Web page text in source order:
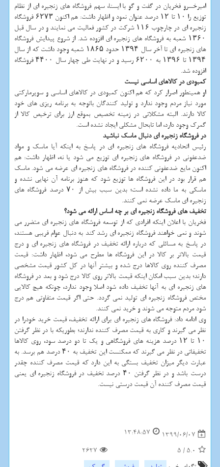
امیرخسرو فخریان در گفت و گو با ایسنا، سهم فروشگاه های زنجیره ای از نظام
توزیع را ۱۰ تا ۱۲ درصد عنوان نمود و اظهار داشت: هم اکنون ۶۲۷۳ فروشگاه
زنجیره ای در چارچوب ۱۱۶ شرکت در کشور فعالیت می نمایند و در سال قبل
۱۳۶۰ شعبه به فروشگاه های زنجیره ای افزوده شد. از شروع پیدایش فروشگاه
های زنجیره ای تا آخر سال ۱۳۹۴ حدود ۱۸۶۵ شعبه وجود داشت که از سال
۱۳۹۴ تا ۱۳۹۶ به ۶۲۰۰ رسید و در نهایت طی چهار سال ۴۴۰۰ فروشگاه
افزوده شد.
کمبودی در کالاهای اساسی نیست
او همینطور اصرار کرد که هم اکنون کمبودی در کالاهای اساسی و سوپرمارکتی
مورد نیاز مردم وجود ندارد و تولید کنندگان باتوجه به برنامه ریزی های خود
کالا دارند. البته مشکلاتی در زمینه تخصیص بموقع ارز برای ترخیص کالا از
گمرک وجود دارد، اما تابحال مشکلی ایجاد نشده است.
در فروشگاه زنجیره ای دنبال ماسک نباشید
رئیس اتحادیه فروشگاه های زنجیره ای در پاسخ به اینکه آیا ماسک و مواد
ضدعفونی در فروشگاه های زنجیره ای توزیع می شود یا نه، اظهار داشت: هم
اکنون مایع ضدعفونی کننده در فروشگاه های زنجیره ای عرضه می شود. ماسک
هم قرار بود در این فروشگاه ها توزیع شود که هنوز برنامه آن نهایی نشده و
ماسکی به ما داده نشده است؛ بدین سبب بیش از ۷۰ درصد فروشگاه های
زنجیره ای ماسک عرضه نمی کنند.
تخفیف های فروشگاه زنجیره ای بر چه اساس ارائه می شود؟
فخریان با اعلان اینکه افرادی که از توسعه فروشگاه های زنجیره ای متضرر می
شوند و نمی خواهند فروشگاه زنجیره ای رشد کند به دنبال عوام فریبی هستند،
در پاسخ به مسائلی که درباره ارائه تخفیف در فروشگاه های زنجیره ای و درج
قیمت بالاتر بر کالا در این فروشگاه ها مطرح می شود، اظهار داشت: قیمت
مصرف کننده روی کالاها درج شده و بیشتر آنها در کل کشور قیمت مشخصی
دارند؛ بدین سبب امکان اینکه قیمت بالاتر روی کالا درج شود و بعد در فروشگاه
های زنجیره ای به آنها تخفیف داده شود اصلا وجود ندارد، چونکه هیچ کالایی
مختص فروشگاه زنجیره ای تولید نمی گردد. حتی اگر قیمت متفاوتی هم درج
شود مردم متوجه می شوند و خرید نمی کنند.
وی ادامه داد: فروشگاه های زنجیره ای برای ارائه تخفیف، قیمت خرید خودرا در
نظر می گیرند و کاری به قیمت مصرف کننده ندارند؛ بطوریکه با در نظر گرفتن
۱۰ تا ۱۲ درصد هزینه های فروشگاهی و یک تا دو درصد سود، روی کالاها
تخفیفاتی در نظر می گیرند که ممکنست این تخفیف به ۴۰ درصد هم برسد. به
عبارت دیگر میزان تخفیف بستگی به این دارد که قیمت مصرف کننده چقدر
درست باشد و در نظر گرفتن ۴۰ درصد تخفیف در فروشگاه زنجیره ای یعنی
قیمت مصرف کننده آن قیمت درستی نیست.
1399/06/07
13:48:57
5.0
/
5
2627